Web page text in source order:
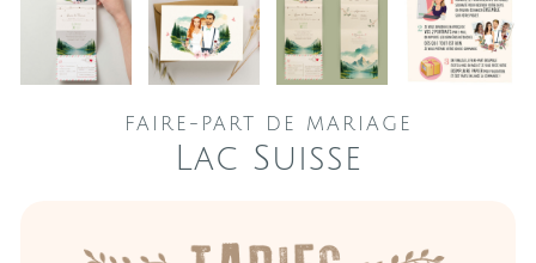
FAIRE-PART DE MARIAGE
Lac Suisse